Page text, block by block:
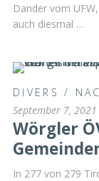
Dander vom
auch diesmal …
DIVERS /
September 7, 2021
Wörgler
In 277 von 279